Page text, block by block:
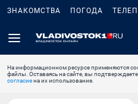
ЗНАКОМСТВА ПОГОДА
На информационном ресурсе применяются
файлы. Оставаясь на сайте, вы
согласиена их использование.